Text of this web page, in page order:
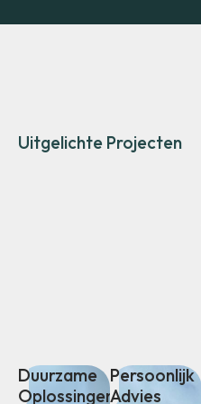
Uitgelichte Projecten
Duurzame
Oplossingen
Persoonlijk
Advies